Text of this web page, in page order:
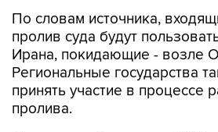
По словам источника,
пролив суда будут
Ирана, покидающие - возле
Региональные государства
принять участие в процессе
пролива.